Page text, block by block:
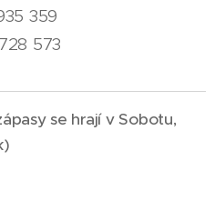
359
573
se hrají v Sobotu,